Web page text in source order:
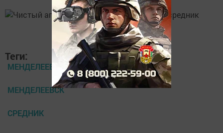
Теги:
МЕНДЕЛЕЕВСКИЕ НОВОСТИ
МЕНДЕЛЕЕВСК
СРЕДНИК